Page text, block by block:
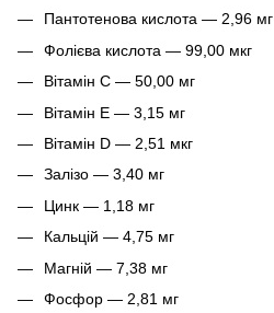
Пантотенова кислота — 2,96 мг
Фолієва кислота — 99,00 мкг
Вітамін C — 50,00 мг
Вітамін E — 3,15 мг
Вітамін D — 2,51 мкг
Залізо — 3,40 мг
Цинк — 1,18 мг
Кальцій — 4,75 мг
Магній — 7,38 мг
Фосфор — 2,81 мг